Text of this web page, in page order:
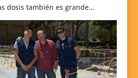
dosis también es grande…